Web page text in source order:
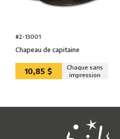
#2-13001
Chapeau de capitaine
10,85 $
Chaque sans
impression